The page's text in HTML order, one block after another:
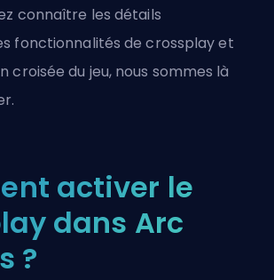
connaître les détails
fonctionnalités de crossplay et
croisée du jeu, nous sommes là
activer le
dans Arc
?